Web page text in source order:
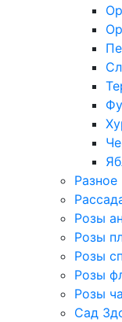
Разное
Розы
Розы
Розы
Розы
Розы
Сад